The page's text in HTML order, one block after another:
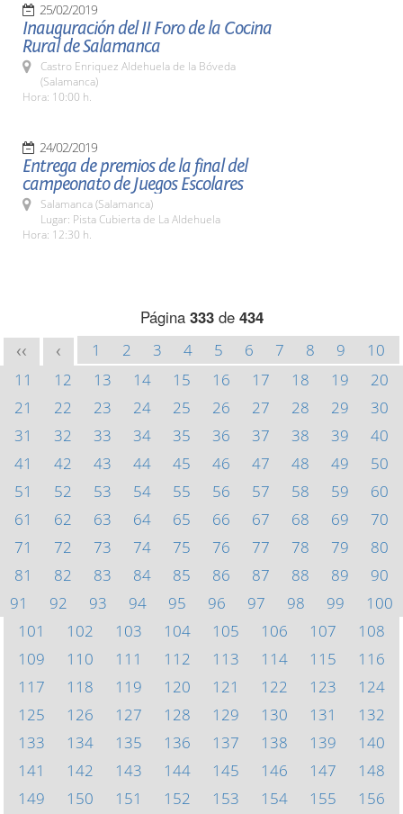
25/02/2019
Inauguración del II Foro de la Cocina
Rural de Salamanca
Castro Enriquez Aldehuela de la Bóveda
(Salamanca)
Hora: 10:00 h.
24/02/2019
Entrega de premios de la final del
campeonato de Juegos Escolares
Salamanca (Salamanca)
Lugar: Pista Cubierta de La Aldehuela
Hora: 12:30 h.
Página 333de 434
<< < 1 2 3 4 5 6 7 8 9
10
11
12 13 14 15 16 17 18 19
20
21
22 23 24 25 26 27 28 29
30
31
32 33 34 35 36 37 38 39
40
41
42 43 44 45 46 47 48 49
50
51
52 53 54 55 56 57 58 59
60
61
62 63 64 65 66 67 68 69
70
71
72 73 74 75 76 77 78 79
80
81
82 83 84 85 86 87 88 89
90
91
92 93 94 95 96 97 98 99
100
101
102 103 104 105 106 107
108
109
110 111 112 113 114 115
116
117
118 119 120 121 122 123
124
125
126 127 128 129 130 131
132
133
134 135 136 137 138 139
140
141
142 143 144 145 146 147
148
149
150 151 152 153 154 155
156